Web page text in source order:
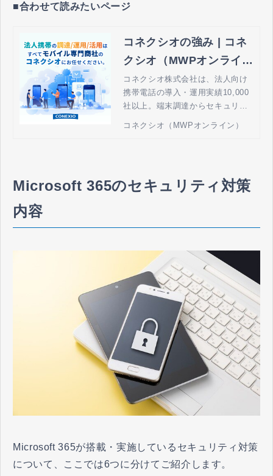
■合わせて読みたいページ
コネクシオの強み | コネ
クシオ（MWPオンライ
ン） - 法人携帯の導入・
運用管理
コネクシオ株式会社は、法人向け
携帯電話の導入・運用実績10,000
社以上。端末調達からセキュリテ
リューションまでを最適の組み合
コネクシオ（MWPオンライン）
Microsoft 365のセキュリティ対策
内容
Microsoft 365が搭載・実施しているセキュリティ対策
について、ここでは6つに分けてご紹介します。